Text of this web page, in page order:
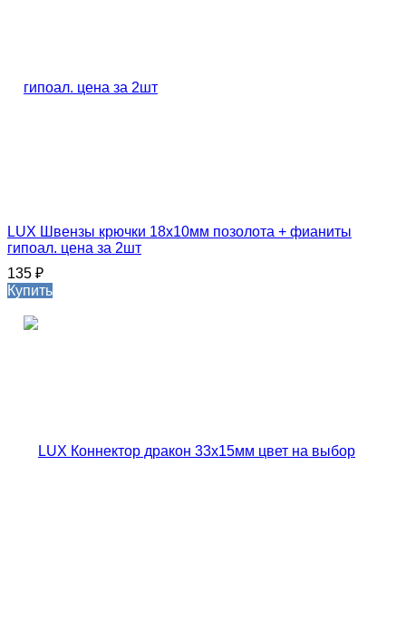
LUX Швензы крючки 18х10мм позолота + фианиты
гипоал. цена за 2шт
135 ₽
Купить